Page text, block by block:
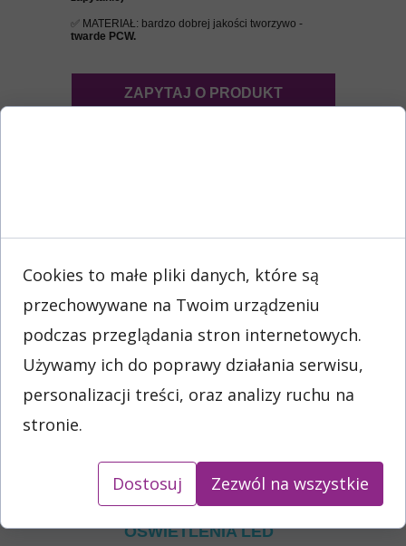
ZAPYTAJ O PRODUKT
✅ MATERIAŁ: bardzo dobrej jakości tworzywo -
twarde PCW.
* Nasza oferta obejmuje listwy cenowe HSAC w różnorodnych
dostosować produkty do indywidualnych potrzeb i preferencji naszych
klientów.
min. zamówienie
DOSTĘPNOŚĆ /
MIN.
PRODUKCJA
WYSOKOŚĆ
(mm)
biały
STANDARDOWE
OŚWIETLENIA LED
Cookies to małe pliki danych, które są
przechowywane na Twoim urządzeniu
podczas przeglądania stron internetowych.
Używamy ich do poprawy działania serwisu,
personalizacji treści, oraz analizy ruchu na
stronie.
Dostosuj Zezwól na wszystkie